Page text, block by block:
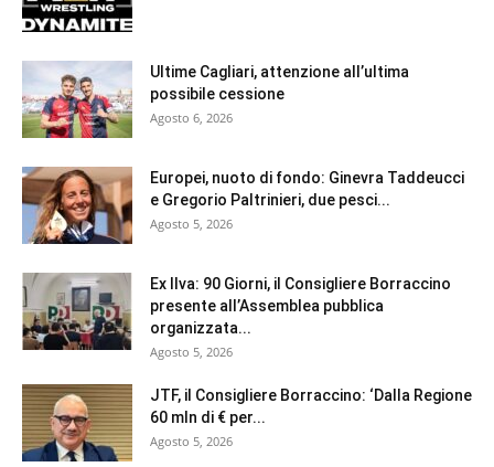
Ultime Cagliari, attenzione all’ultima
possibile cessione
Agosto 6, 2026
Europei, nuoto di fondo: Ginevra Taddeucci
e Gregorio Paltrinieri, due pesci...
Agosto 5, 2026
Ex Ilva: 90 Giorni, il Consigliere Borraccino
presente all’Assemblea pubblica
organizzata...
Agosto 5, 2026
JTF, il Consigliere Borraccino: ‘Dalla Regione
60 mln di € per...
Agosto 5, 2026